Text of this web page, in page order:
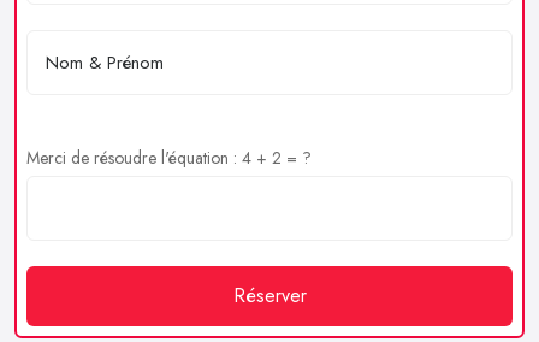
Merci de résoudre l'équation : 4 + 2 = ?
Réserver